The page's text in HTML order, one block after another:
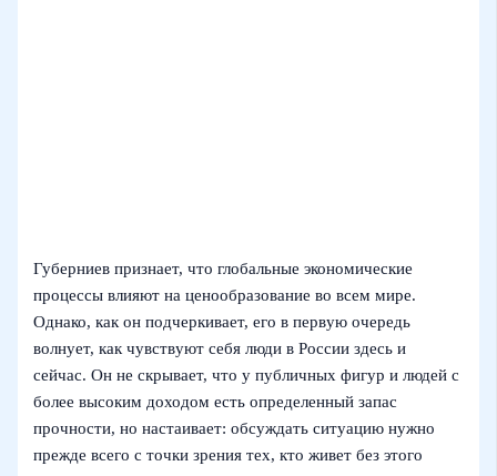
Губерниев признает, что глобальные экономические
процессы влияют на ценообразование во всем мире.
Однако, как он подчеркивает, его в первую очередь
волнует, как чувствуют себя люди в России здесь и
сейчас. Он не скрывает, что у публичных фигур и людей с
более высоким доходом есть определенный запас
прочности, но настаивает: обсуждать ситуацию нужно
прежде всего с точки зрения тех, кто живет без этого